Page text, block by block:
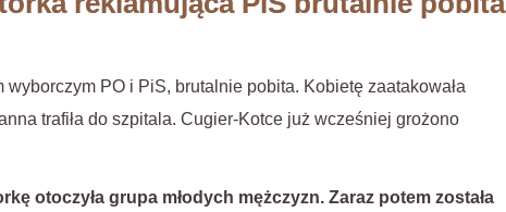
PO i PiS, brutalnie pobita. Kobietę zaatakowała
trafiła do szpitala. Cugier-Kotce już wcześniej grożono
otoczyła grupa młodych mężczyzn. Zaraz potem została